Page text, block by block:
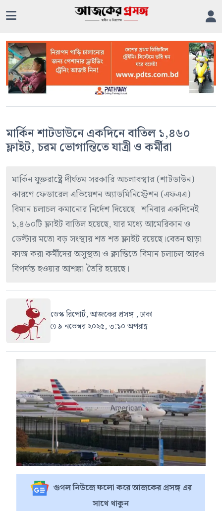
মার্কিন শাটডাউনে একদিনে বাতিল ১,৪৬০
ফ্লাইট, চরম ভোগান্তিতে যাত্রী ও কর্মীরা
মার্কিন যুক্তরাষ্ট্রে দীর্ঘতম সরকারি অচলাবস্থার (শাটডাউন)
কারণে ফেডারেল এভিয়েশন অ্যাডমিনিস্ট্রেশন (এফএএ)
বিমান চলাচল কমানোর নির্দেশ দিয়েছে। শনিবার একদিনেই
১,৪৬০টি ফ্লাইট বাতিল হয়েছে, যার মধ্যে আমেরিকান ও
ডেল্টার মতো বড় সংস্থার শত শত ফ্লাইট রয়েছে।বেতন ছাড়া
কাজ করা কর্মীদের অসুস্থতা ও ক্লান্তিতে বিমান চলাচল আরও
বিপর্যস্ত হওয়ার আশঙ্কা তৈরি হয়েছে।
ডেস্ক রিপোর্ট, আজকের প্রসঙ্গ , ঢাকা
৯ নভেম্বর ২০২৫, ৩:১০ অপরাহ্ণ
গুগল নিউজে ফলো করে আজকের প্রসঙ্গ এর
সাথে থাকুন